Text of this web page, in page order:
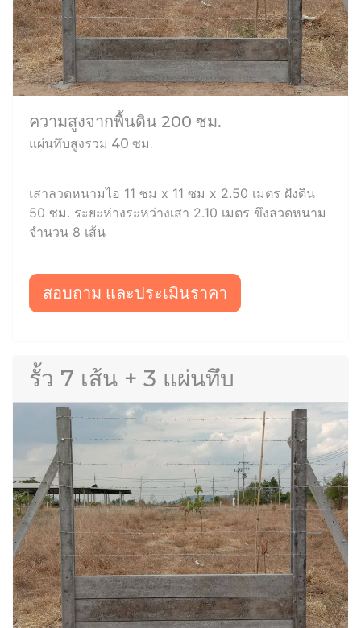
ความสูงจากพื้นดิน 200 ซม.
แผ่นทึบสูงรวม 40 ซม.
เสาลวดหนามไอ 11 ซม x 11 ซม x 2.50 เมตร ฝังดิน
50 ซม. ระยะห่างระหว่างเสา 2.10 เมตร ขึงลวดหนาม
จำนวน 8 เส้น
สอบถาม และประเมินราคา
รั้ว 7 เส้น + 3 แผ่นทึบ